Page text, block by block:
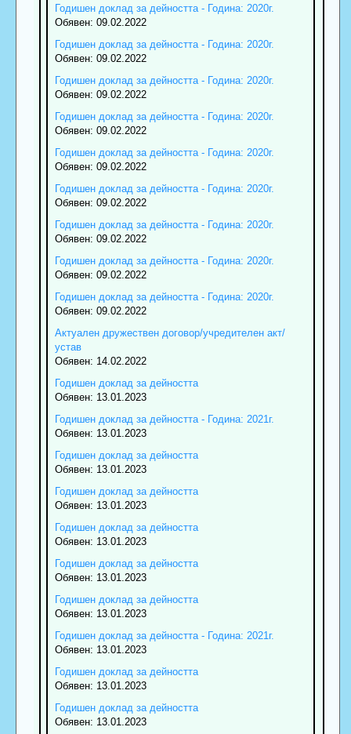
Годишен доклад за дейността - Година: 2020г.
Обявен: 09.02.2022
Годишен доклад за дейността - Година: 2020г.
Обявен: 09.02.2022
Годишен доклад за дейността - Година: 2020г.
Обявен: 09.02.2022
Годишен доклад за дейността - Година: 2020г.
Обявен: 09.02.2022
Годишен доклад за дейността - Година: 2020г.
Обявен: 09.02.2022
Годишен доклад за дейността - Година: 2020г.
Обявен: 09.02.2022
Годишен доклад за дейността - Година: 2020г.
Обявен: 09.02.2022
Годишен доклад за дейността - Година: 2020г.
Обявен: 09.02.2022
Годишен доклад за дейността - Година: 2020г.
Обявен: 09.02.2022
Актуален дружествен договор/учредителен акт/
устав
Обявен: 14.02.2022
Годишен доклад за дейността
Обявен: 13.01.2023
Годишен доклад за дейността - Година: 2021г.
Обявен: 13.01.2023
Годишен доклад за дейността
Обявен: 13.01.2023
Годишен доклад за дейността
Обявен: 13.01.2023
Годишен доклад за дейността
Обявен: 13.01.2023
Годишен доклад за дейността
Обявен: 13.01.2023
Годишен доклад за дейността
Обявен: 13.01.2023
Годишен доклад за дейността - Година: 2021г.
Обявен: 13.01.2023
Годишен доклад за дейността
Обявен: 13.01.2023
Годишен доклад за дейността
Обявен: 13.01.2023